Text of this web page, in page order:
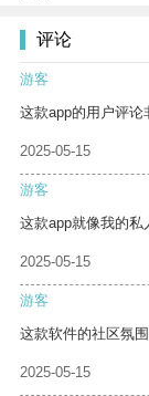
评论
游客
这款app的用户评论
2025-05-15
游客
这款app就像我的私
2025-05-15
游客
这款软件的社区氛
2025-05-15